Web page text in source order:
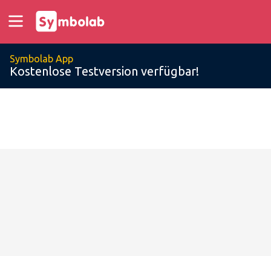
Symbolab App
Kostenlose Testversion verfügbar!